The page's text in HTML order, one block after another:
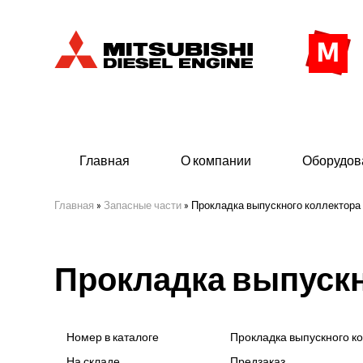
Главная О компании
- Индустриального исполнения
-
(380
Главная » Запасные части » Прокладка выпускного коллектора
Прокладка
Номер в каталоге
Прокладка выпускного